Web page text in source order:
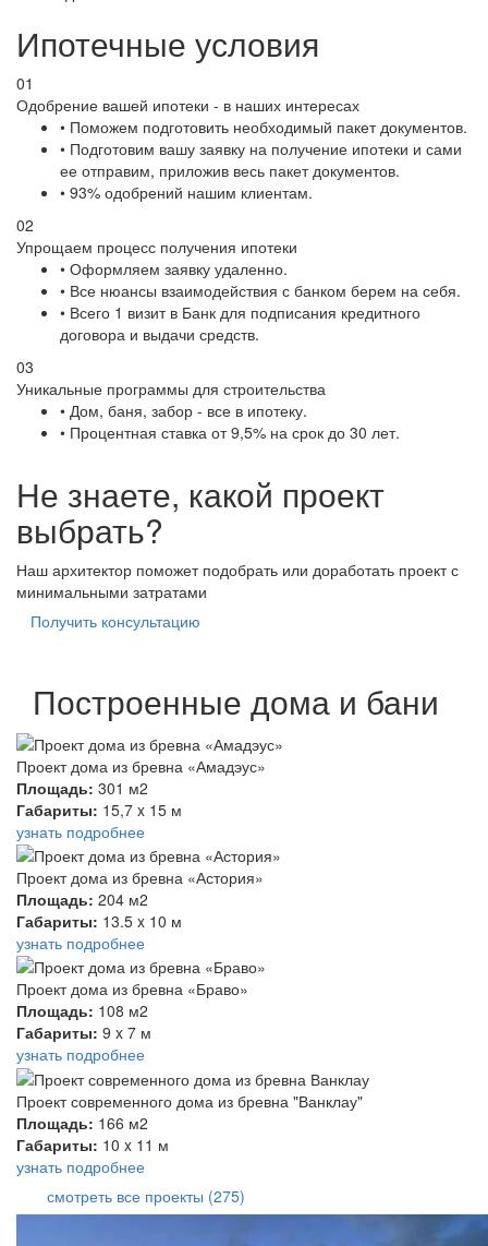
Ипотечные условия
01
Одобрение вашей ипотеки - в наших интересах
• Поможем подготовить необходимый пакет документов.
• Подготовим вашу заявку на получение ипотеки и сами
ее отправим, приложив весь пакет документов.
• 93% одобрений нашим клиентам.
02
Упрощаем процесс получения ипотеки
• Оформляем заявку удаленно.
• Все нюансы взаимодействия с банком берем на себя.
• Всего 1 визит в Банк для подписания кредитного
договора и выдачи средств.
03
Уникальные программы для строительства
• Дом, баня, забор - все в ипотеку.
• Процентная ставка от 9,5% на срок до 30 лет.
Не знаете, какой проект
выбрать?
Наш архитектор поможет подобрать или доработать проект с
минимальными затратами
Получить консультацию
Построенные дома и бани
Проект дома из бревна «Амадэус»
Площадь: 301 м2
Габариты: 15,7 x 15 м
узнать подробнее
Проект дома из бревна «Астория»
Площадь: 204 м2
Габариты: 13.5 x 10 м
узнать подробнее
Проект дома из бревна «Браво»
Площадь: 108 м2
Габариты: 9 x 7 м
узнать подробнее
Проект современного дома из бревна "Ванклау"
Площадь: 166 м2
Габариты: 10 x 11 м
узнать подробнее
смотреть все проекты (275)